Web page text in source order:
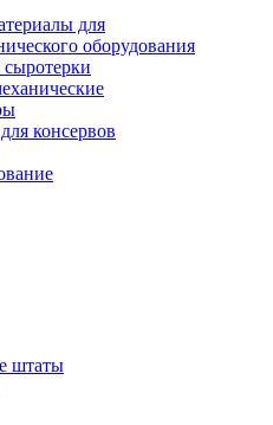
для
оборудования
консервов
штаты